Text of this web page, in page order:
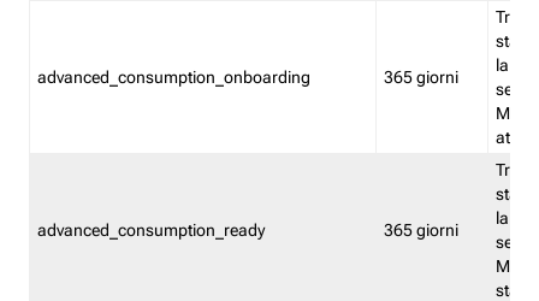
advanced_consumption_onboarding 365 giorni
stata
la
advanced_consumption_ready 365 giorni
stata
la
stato